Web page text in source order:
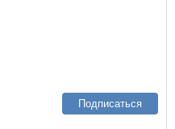
Подписаться